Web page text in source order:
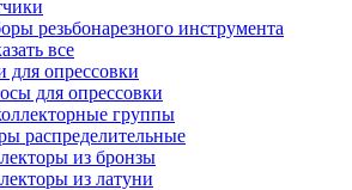
резьбонарезного инструмента
все
для опрессовки
для опрессовки
группы
распределительные
из бронзы
из латуни